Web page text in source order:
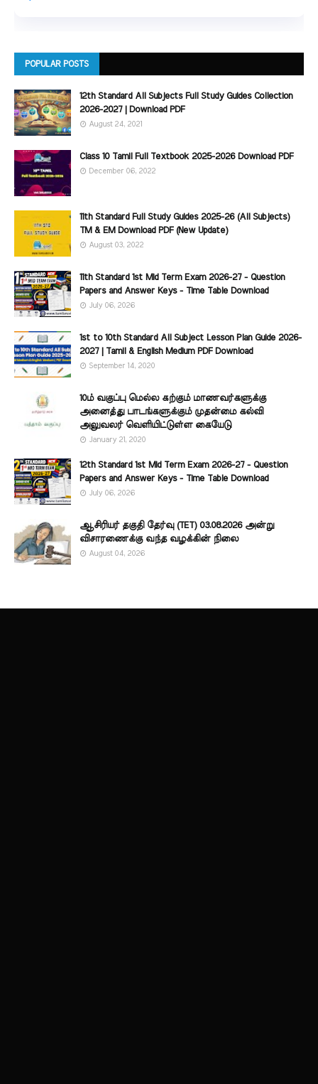
POPULAR POSTS
12th Standard All Subjects Full Study Guides Collection
2026-2027 | Download PDF
August 24, 2021
Class 10 Tamil Full Textbook 2025-2026 Download PDF
December 06, 2022
11th Standard Full Study Guides 2025-26 (All Subjects)
TM & EM Download PDF (New Update)
August 03, 2022
11th Standard 1st Mid Term Exam 2026-27 - Question
Papers and Answer Keys - Time Table Download
July 06, 2026
1st to 10th Standard All Subject Lesson Plan Guide 2026-
2027 | Tamil & English Medium PDF Download
September 14, 2020
10ம் வகுப்பு மெல்ல கற்கும் மாணவர்களுக்கு
அனைத்து பாடங்களுக்கும் முதன்மை கல்வி
அலுவலர் வெளியிட்டுள்ள கையேடு
January 21, 2020
12th Standard 1st Mid Term Exam 2026-27 - Question
Papers and Answer Keys - Time Table Download
July 06, 2026
ஆசிரியர் தகுதி தேர்வு (TET) 03.08.2026 அன்று
விசாரணைக்கு வந்த வழக்கின் நிலை
August 04, 2026